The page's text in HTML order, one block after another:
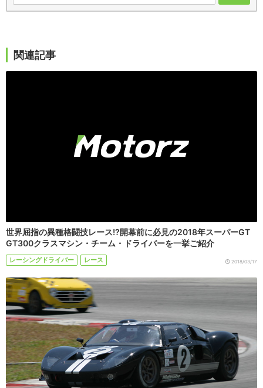
関連記事
世界屈指の異種格闘技レース!?開幕前に必見の2018年スーパーGT
GT300クラスマシン・チーム・ドライバーを一挙ご紹介
レーシングドライバー レース 2018/03/17